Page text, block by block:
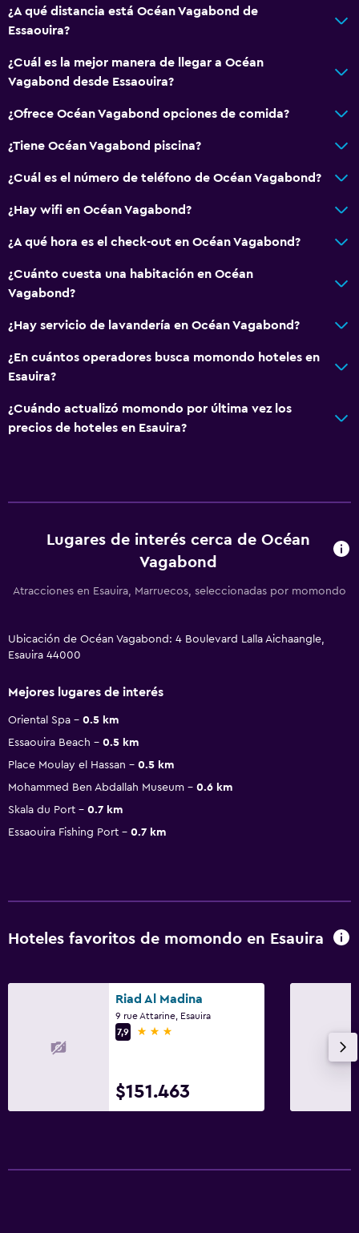
¿A qué distancia está Océan Vagabond de
Essaouira?
¿Cuál es la mejor manera de llegar a Océan
Vagabond desde Essaouira?
¿Ofrece Océan Vagabond opciones de comida?
¿Tiene Océan Vagabond piscina?
¿Cuál es el número de teléfono de Océan Vagabond?
¿Hay wifi en Océan Vagabond?
¿A qué hora es el check-out en Océan Vagabond?
¿Cuánto cuesta una habitación en Océan
Vagabond?
¿Hay servicio de lavandería en Océan Vagabond?
¿En cuántos operadores busca momondo hoteles en
Esauira?
¿Cuándo actualizó momondo por última vez los
precios de hoteles en Esauira?
Lugares de interés cerca de Océan
Vagabond
Atracciones en Esauira, Marruecos, seleccionadas por momondo
Ubicación de Océan Vagabond: 4 Boulevard Lalla Aichaangle,
Esauira 44000
Mejores lugares de interés
Oriental Spa
0.5 km
Essaouira Beach
0.5 km
Place Moulay el Hassan
0.5 km
Mohammed Ben Abdallah Museum
0.6 km
Skala du Port
0.7 km
Essaouira Fishing Port
0.7 km
Hoteles favoritos de momondo en Esauira
Riad Al Madina
9 rue Attarine, Esauira
7,9
3 estrellas
$151.463